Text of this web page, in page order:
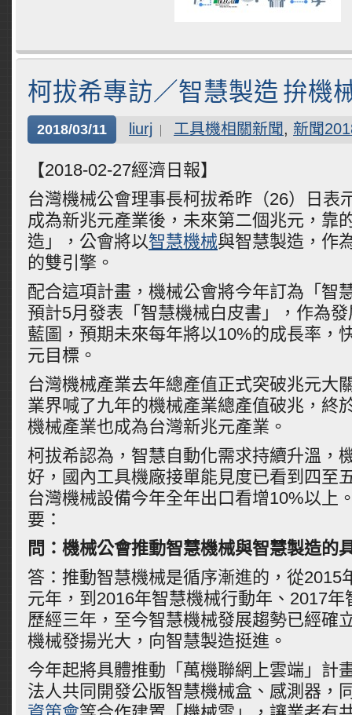
柯拔希專訪／智慧製造 拚機
2018/03/11 liurj 工具機相關新聞, 新聞
【2018-02-27經濟日報】
台灣機械公會理事長柯拔希昨（26）日表
成為新兆元產業後，未來第二個兆元，靠
造」，公會將以智慧機械與智慧製造，作
的雙引擎。
配合這項計畫，機械公會將今年訂為「智
預計5月發表「智慧機械白皮書」，作為
藍圖，預期未來每年將以10%的成長率，
元目標。
台灣機械產業去年總產值正式突破兆元大
業界喊了九年的機械產業總產值破兆，終
機械產業也成為台灣新兆元產業。
柯拔希認為，智慧自動化需求持續升溫，
好，國內工具機廠接單能見度已看到四至
台灣機械設備今年全年出口看增10%以上
要：
問：機械公會推動智慧機械與智慧製造的
答：推動智慧機械是循序漸進的，從2015
元年，到2016年智慧機械行動年、2017
歷經三年，至今智慧機械發展趨勢已經確
機械發揚光大，向智慧製造挺進。
今年起將具體推動「萬機聯網上雲端」計
法人共同開發公版智慧機械盒、感測器，